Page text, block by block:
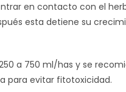
en contacto con el
esta detiene su
a 750 ml/has y se
para evitar fitotoxicidad.